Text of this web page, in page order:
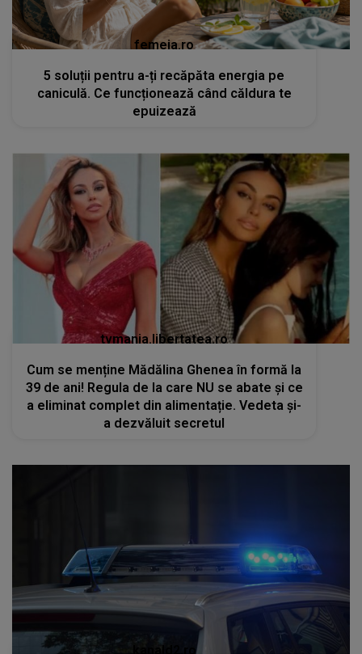
femeia.ro
5 soluții pentru a-ți recăpăta energia pe
caniculă. Ce funcționează când căldura te
epuizează
tvmania.libertatea.ro
Cum se menține Mădălina Ghenea în formă la
39 de ani! Regula de la care NU se abate și ce
a eliminat complet din alimentație. Vedeta și-
a dezvăluit secretul
kanald2.ro